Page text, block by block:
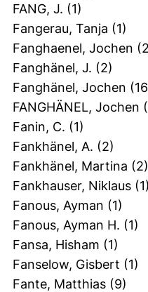
FANG, J. (1)
Fangerau, Tanja (1)
Fanghaenel, Jochen
Fanghänel, J. (2)
Fanghänel, Jochen
FANGHÄNEL, Jochen
Fanin, C. (1)
Fankhänel, A. (2)
Fankhänel, Martina (2)
Fankhauser, Niklaus (1)
Fanous, Ayman (1)
Fanous, Ayman H. (1)
Fansa, Hisham (1)
Fanselow, Gisbert (1)
Fante, Matthias (9)